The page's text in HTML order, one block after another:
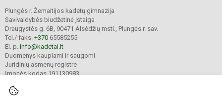
Plungės r. Žemaitijos kadetų gimnazija
Savivaldybės biudžetinė įstaiga
Draugystės g. 6B, 90471 Alsėdžių mstl., Plungės r. sav.
Tel./ faks. +370 65585255
El. p. info@kadetai.lt
Duomenys kaupiami ir saugomi
Juridinių asmenų registre
Įmonės kodas 191130983